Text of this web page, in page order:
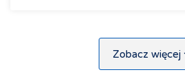
Zobacz więcej